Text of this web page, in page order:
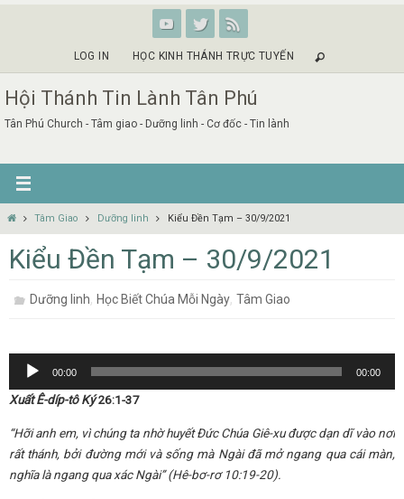
LOG IN HỌC KINH THÁNH TRỰC TUYẾN
Hội Thánh Tin Lành Tân Phú
Tân Phú Church - Tâm giao - Dưỡng linh - Cơ đốc - Tin lành
HomeTâm Giao Dưỡng linh Kiểu Đền Tạm – 30/9/2021
Kiểu Đền Tạm – 30/9/2021
Dưỡng linh,Học Biết Chúa Mỗi Ngày,Tâm Giao
Audio
00:00 00:00
Xuất Ê-díp-tô Ký26:1-37
“Hỡi anh em, vì chúng ta nhờ huyết Đức Chúa Giê-xu được dạn dĩ vào nơi
rất thánh, bởi đường mới và sống mà Ngài đã mở ngang qua cái màn,
nghĩa là ngang qua xác Ngài” (Hê-bơ-rơ 10:19-20).